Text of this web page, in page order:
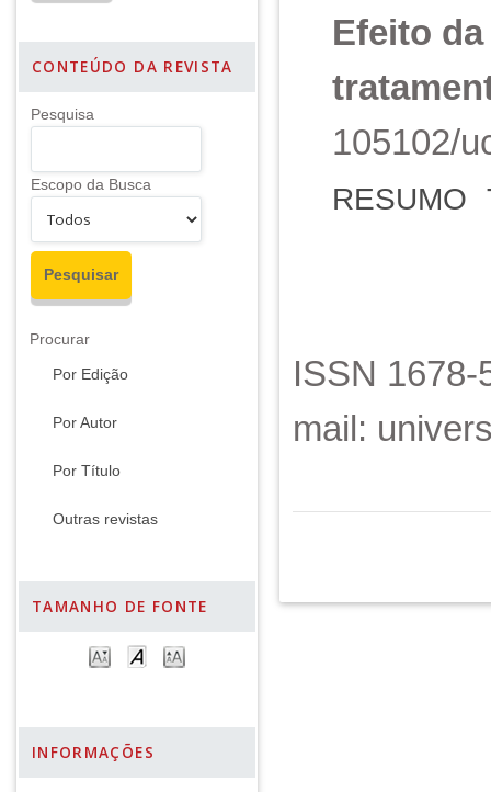
CONTEÚDO DA REVISTA
Pesquisa
Escopo da Busca
Procurar
Por Edição
Por Autor
Por Título
Outras revistas
TAMANHO DE FONTE
INFORMAÇÕES
Efeito
105102/
RESUMO
ISSN
mail: